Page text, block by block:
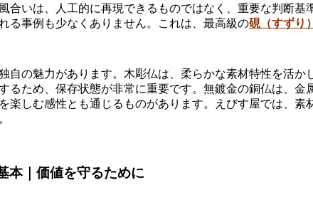
合いは、人工的に再現できるものではなく、重要な判断
る事例も少なくありません。これは、最高級の硯（すずり）
自の魅力があります。木彫仏は、柔らかな素材特性を活
るため、保存状態が非常に重要です。無鍍金の銅仏は、
楽しむ感性とも通じるものがあります。えびす屋では、
本｜価値を守るために